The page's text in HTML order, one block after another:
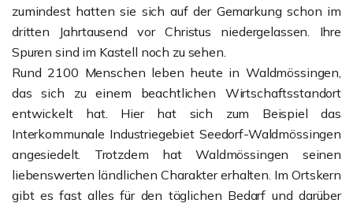
zumindest hatten sie sich auf der Gemarkung schon im
dritten Jahrtausend vor Christus niedergelassen. Ihre
Spuren sind im Kastell noch zu sehen.
Rund 2100 Menschen leben heute in Waldmössingen,
das sich zu einem beachtlichen Wirtschaftsstandort
entwickelt hat. Hier hat sich zum Beispiel das
Interkommunale Industriegebiet Seedorf-Waldmössingen
angesiedelt. Trotzdem hat Waldmössingen seinen
liebenswerten ländlichen Charakter erhalten. Im Ortskern
gibt es fast alles für den täglichen Bedarf und darüber